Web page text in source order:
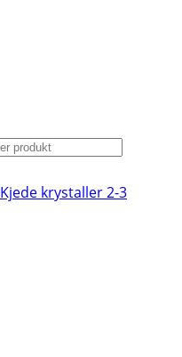
Kjede krystaller 2-3